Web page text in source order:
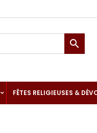

FÊTES RELIGIEUSES &